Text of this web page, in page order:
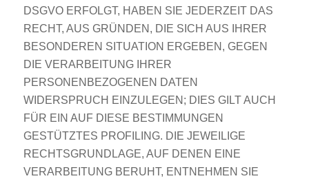
DSGVO ERFOLGT, HABEN SIE JEDERZEIT DAS
RECHT, AUS GRÜNDEN, DIE SICH AUS IHRER
BESONDEREN SITUATION ERGEBEN, GEGEN
DIE VERARBEITUNG IHRER
PERSONENBEZOGENEN DATEN
WIDERSPRUCH EINZULEGEN; DIES GILT AUCH
FÜR EIN AUF DIESE BESTIMMUNGEN
GESTÜTZTES PROFILING. DIE JEWEILIGE
RECHTSGRUNDLAGE, AUF DENEN EINE
VERARBEITUNG BERUHT, ENTNEHMEN SIE